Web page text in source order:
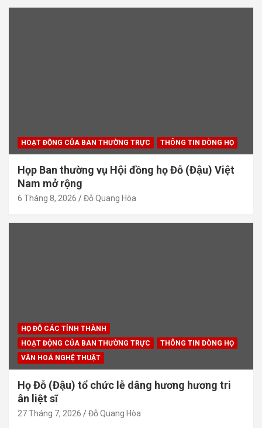
HOẠT ĐỘNG CỦA BAN THƯỜNG TRỰC THÔNG TIN DÒNG HỌ
Họp Ban thường vụ Hội đồng họ Đỗ (Đậu) Việt
Nam mở rộng
6 Tháng 8, 2026 Đỗ Quang Hòa
HỌ ĐỖ CÁC TỈNH THÀNH
HOẠT ĐỘNG CỦA BAN THƯỜNG TRỰC
THÔNG TIN DÒNG HỌ
VĂN HOÁ NGHỆ THUẬT
Họ Đỗ (Đậu) tổ chức lễ dâng hương hương tri
ân liệt sĩ
27 Tháng 7, 2026 Đỗ Quang Hòa